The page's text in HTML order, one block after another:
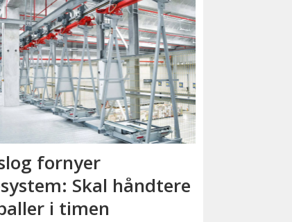
fornyer
Skal håndtere
i timen